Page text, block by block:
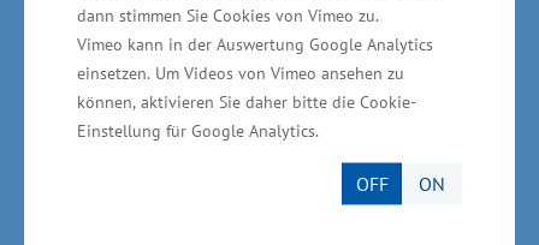
dann stimmen Sie Cookies von Vimeo zu.
Vimeo kann in der Auswertung Google Analytics
einsetzen. Um Videos von Vimeo ansehen zu
können, aktivieren Sie daher bitte die Cookie-
Einstellung für Google Analytics.
OFF ON
bereits die erste Festeinstellung aus dieser
Zusammenarbeit“, sagte Meyer.
Finalisten „Fachkräftesicherung und